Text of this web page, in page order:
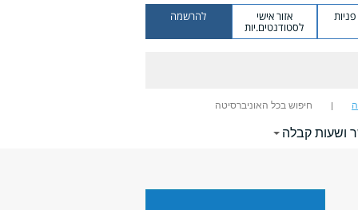
אזור אישי
לסטודנטים.יות
להרשמה
חיפוש בכל האוניברסיטה
ושעות קבלה